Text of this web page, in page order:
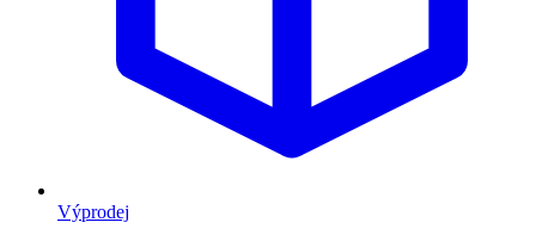
Výprodej